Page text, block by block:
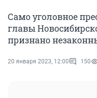
Само уголовное
главы
признано
20 января 2023, 12:00 150